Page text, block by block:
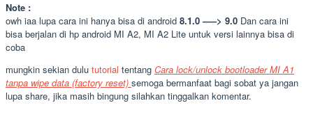
Note :
owh iaa lupa cara ini hanya bisa di android 8.1.0 —–> 9.0 Dan cara ini
bisa berjalan di hp android MI A2, MI A2 Lite untuk versi lainnya bisa di
coba
mungkin sekian dulu tutorial tentang Cara lock/unlock bootloader MI A1
tanpa wipe data (factory reset) semoga bermanfaat bagi sobat ya jangan
lupa share, jika masih bingung silahkan tinggalkan komentar.